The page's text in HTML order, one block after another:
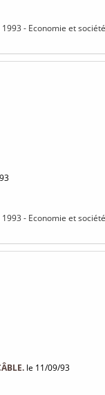
- Economie et
- Economie et
le 11/09/93